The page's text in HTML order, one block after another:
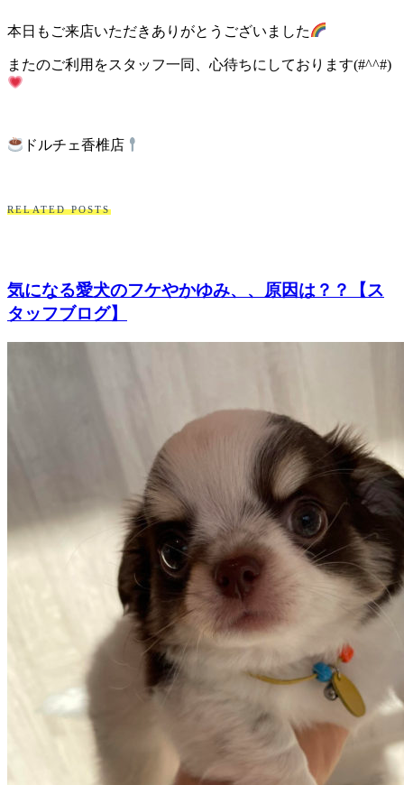
本日もご来店いただきありがとうございました
またのご利用をスタッフ一同、心待ちにしております(#^^#)
ドルチェ香椎店
RELATED POSTS
気になる愛犬のフケやかゆみ、、原因は？？【ス
タッフブログ】